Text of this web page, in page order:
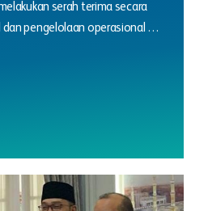
serah terima secara
dan pengelolaan operasional …